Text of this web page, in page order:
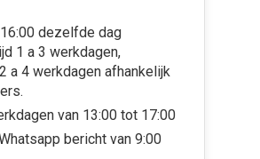
dezelfde dag
1 a 3 werkdagen,
a 4 werkdagen afhankelijk
van 13:00 tot 17:00
bericht van 9:00